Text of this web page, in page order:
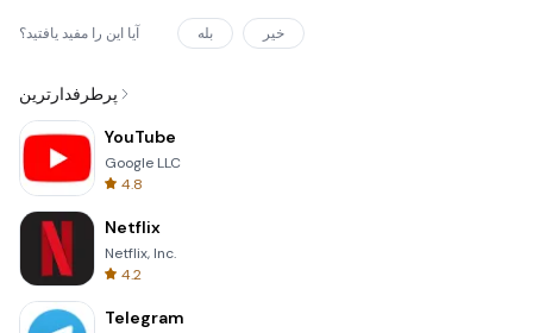
آیا این را مفید یافتید؟ بله خیر
پرطرفدارترین
YouTube
Google LLC
4.8
Netflix
Netflix, Inc.
4.2
Telegram